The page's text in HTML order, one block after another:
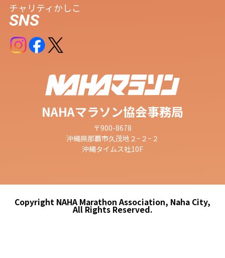
チャリティかしこ
SNS
NAHAマラソン協会事務局
〒900-8678
沖縄県那覇市久茂地２−２−２
沖縄タイムス社10F
Copyright NAHA Marathon Association, Naha City,
All Rights Reserved.